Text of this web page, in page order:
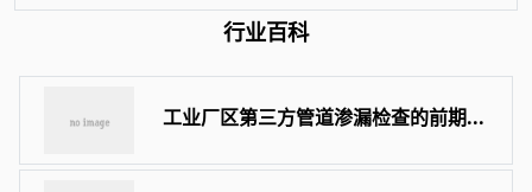
行业百科
工业厂区第三方管道渗漏检查的前期...